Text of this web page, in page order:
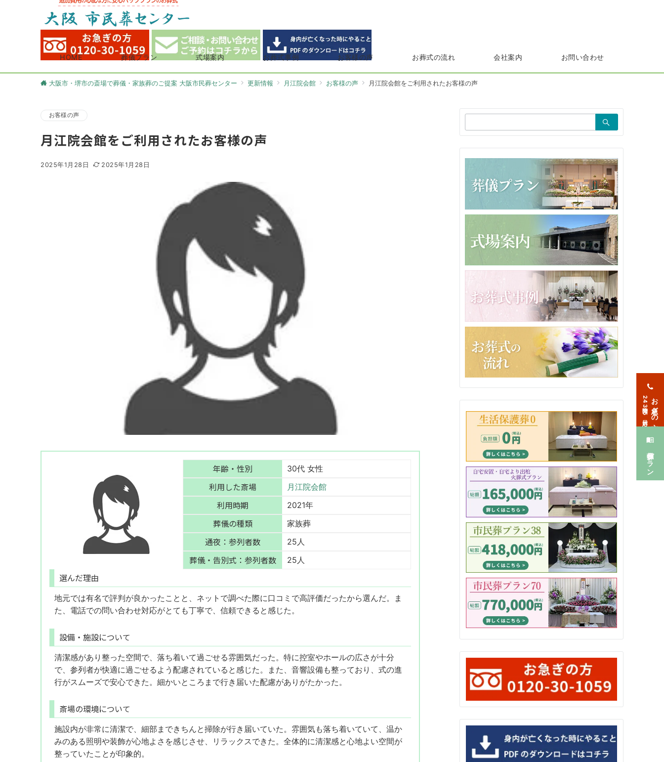
HOME 葬儀プラン 式場案内 お葬式事例 お客様の声 お葬式の流れ 会社案内 お問い合わせ
大阪市・堺市の斎場で葬儀・家族葬のご提案 大阪市民葬センター 更新情報 月江院会館 お客様の声 月江院会館をご利用されたお客様の声
お客様の声
月江院会館をご利用されたお客様の声
2025年1月28日 2025年1月28日
年齢・性別 30代 女性
利用した斎場 月江院会館
利用時期 2021年
葬儀の種類 家族葬
通夜：参列者数 25人
葬儀・告別式：参列者数 25人
選んだ理由
地元では有名で評判が良かったことと、ネットで調べた際に口コミで高評価だったから選んだ。ま
た、電話での問い合わせ対応がとても丁寧で、信頼できると感じた。
設備・施設について
清潔感があり整った空間で、落ち着いて過ごせる雰囲気だった。特に控室やホールの広さが十分
で、参列者が快適に過ごせるよう配慮されていると感じた。また、音響設備も整っており、式の進
行がスムーズで安心できた。細かいところまで行き届いた配慮がありがたかった。
斎場の環境について
施設内が非常に清潔で、細部まできちんと掃除が行き届いていた。雰囲気も落ち着いていて、温か
みのある照明や装飾が心地よさを感じさせ、リラックスできた。全体的に清潔感と心地よい空間が
整っていたことが印象的。
索：
お急ぎの方
24時間365日対応
葬儀プラン